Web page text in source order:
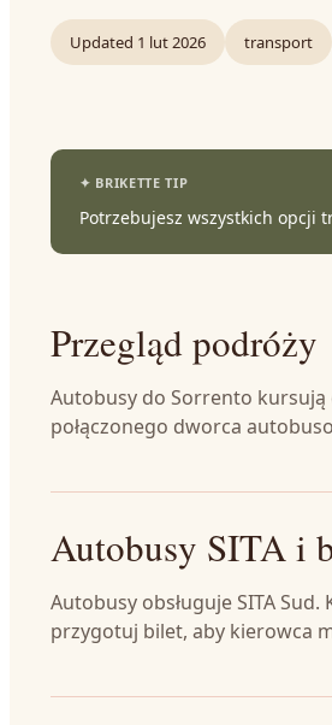
Updated 1 lut 2026 transport
Potrzebujesz wszystkich opcji
Przegląd podróży
Autobusy do Sorrento kursują
połączonego dworca
Autobusy SITA i
Autobusy obsługuje SITA
przygotuj bilet, aby kierowca